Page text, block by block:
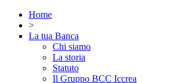
Home
>
La tua Banca
Chi siamo
La storia
Statuto
Il Gruppo BCC Iccrea